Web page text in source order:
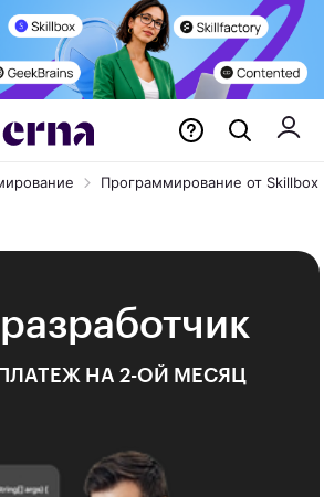
Программирование от Skillbox
НА 2-ОЙ МЕСЯЦ